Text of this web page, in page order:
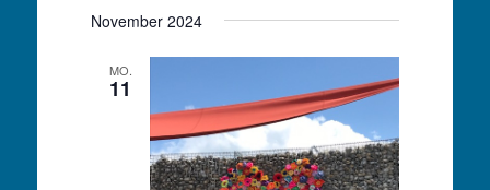
und
Ansichten,
Navigation
wählen.
November 2024
MO.
11